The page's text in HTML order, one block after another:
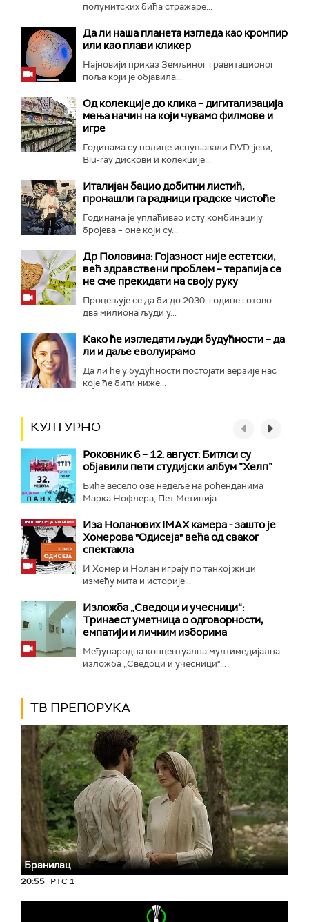
полумитских бића стражаре...
Да ли наша планета изгледа као кромпир
или као плави кликер
Најновији приказ Земљиног гравитационог
поља који је објавила...
Од колекције до клика – дигитализација
мења начин на који чувамо филмове и
игре
Годинама су полице испуњавали DVD-јеви,
Blu-ray дискови и колекције...
Италијан бацио добитни листић,
пронашли га радници градске чистоће
Годинама је уплаћивао исту комбинацију
бројева – оне који су...
Др Половина: Гојазност није естетски,
већ здравствени проблем – терапија се
не сме прекидати на своју руку
Процењује се да би до 2030. године готово
два милиона људи у...
Како ће изгледати људи будућности – да
ли и даље еволуирамо
Да ли ће у будућности постојати верзије нас
које ће бити ниже...
КУЛТУРНО
Роковник 6 – 12. август: Битлси су
објавили пети студијски албум ”Хелп”
Биће весело ове недеље на рођенданима
Марка Нофлера, Пет Метинија...
Иза Ноланових IMAX камера - зашто је
Хомерова "Одисеја" већа од сваког
спектакла
И Хомер и Нолан играју по танкој жици
између мита и историје...
Изложба „Сведоци и учесници“:
Тринаест уметница о одговорности,
емпатији и личним изборима
Међународна концептуална мултимедијална
изложба „Сведоци и учесници"...
ТВ ПРЕПОРУКА
Бранилац
20:55 РТС 1